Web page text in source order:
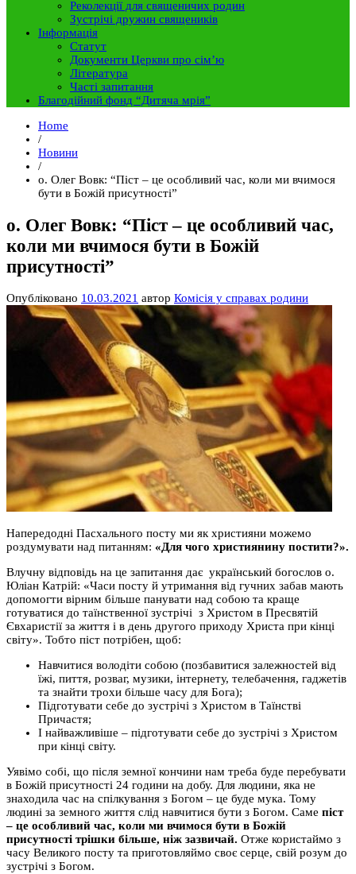
Реколекції для священичих родин
Зустрічі дружин священиків
Інформація
Статут
Документи Церкви про сім’ю
Література
Часті запитання
Благодійний фонд “Дитяча мрія”
Home
/
Новини
/
о. Олег Вовк: “Піст – це особливий час, коли ми вчимося
бути в Божій присутності”
о. Олег Вовк: “Піст – це особливий час,
коли ми вчимося бути в Божій
присутності”
Опубліковано 10.03.2021 автор Комісія у справах родини
Напередодні Пасхального посту ми як християни можемо
роздумувати над питанням: «Для чого християнину постити?».
Влучну відповідь на це запитання дає український богослов о.
Юліан Катрій: «Часи посту й утримання від гучних забав мають
допомогти вірним більше панувати над собою та краще
готуватися до таїнственної зустрічі з Христом в Пресвятій
Євхаристії за життя і в день другого приходу Христа при кінці
світу». Тобто піст потрібен, щоб:
Навчитися володіти собою (позбавитися залежностей від
їжі, пиття, розваг, музики, інтернету, телебачення, гаджетів
та знайти трохи більше часу для Бога);
Підготувати себе до зустрічі з Христом в Таїнстві
Причастя;
І найважливіше – підготувати себе до зустрічі з Христом
при кінці світу.
Уявімо собі, що після земної кончини нам треба буде перебувати
в Божій присутності 24 години на добу. Для людини, яка не
знаходила час на спілкування з Богом – це буде мука. Тому
людині за земного життя слід навчитися бути з Богом. Саме піст
– це особливий час, коли ми вчимося бути в Божій
присутності трішки більше, ніж зазвичай. Отже користаймо з
часу Великого посту та приготовляймо своє серце, свій розум до
зустрічі з Богом.